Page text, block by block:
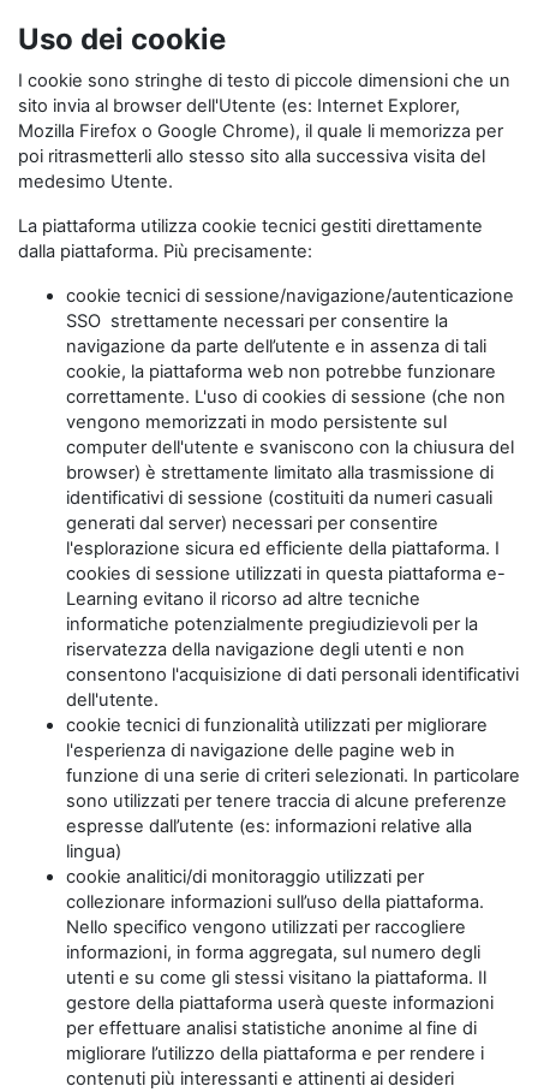
Uso dei cookie
I cookie sono stringhe di testo di piccole dimensioni che un
sito invia al browser dell'Utente (es: Internet Explorer,
Mozilla Firefox o Google Chrome), il quale li memorizza per
poi ritrasmetterli allo stesso sito alla successiva visita del
medesimo Utente.
La piattaforma utilizza cookie tecnici gestiti direttamente
dalla piattaforma. Più precisamente:
cookie tecnici di sessione/navigazione/autenticazione
SSO strettamente necessari per consentire la
navigazione da parte dell’utente e in assenza di tali
cookie, la piattaforma web non potrebbe funzionare
correttamente. L'uso di cookies di sessione (che non
vengono memorizzati in modo persistente sul
computer dell'utente e svaniscono con la chiusura del
browser) è strettamente limitato alla trasmissione di
identificativi di sessione (costituiti da numeri casuali
generati dal server) necessari per consentire
l'esplorazione sicura ed efficiente della piattaforma. I
cookies di sessione utilizzati in questa piattaforma e-
Learning evitano il ricorso ad altre tecniche
informatiche potenzialmente pregiudizievoli per la
riservatezza della navigazione degli utenti e non
consentono l'acquisizione di dati personali identificativi
dell'utente.
cookie tecnici di funzionalità utilizzati per migliorare
l'esperienza di navigazione delle pagine web in
funzione di una serie di criteri selezionati. In particolare
sono utilizzati per tenere traccia di alcune preferenze
espresse dall’utente (es: informazioni relative alla
lingua)
cookie analitici/di monitoraggio utilizzati per
collezionare informazioni sull’uso della piattaforma.
Nello specifico vengono utilizzati per raccogliere
informazioni, in forma aggregata, sul numero degli
utenti e su come gli stessi visitano la piattaforma. Il
gestore della piattaforma userà queste informazioni
per effettuare analisi statistiche anonime al fine di
migliorare l’utilizzo della piattaforma e per rendere i
contenuti più interessanti e attinenti ai desideri